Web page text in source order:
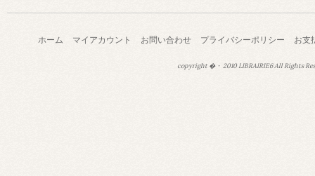
ホーム マイアカウント お問い合わせ プライバシーポリシー お支
copyright �・ 2010 LIBRAIRIE6 All Rights